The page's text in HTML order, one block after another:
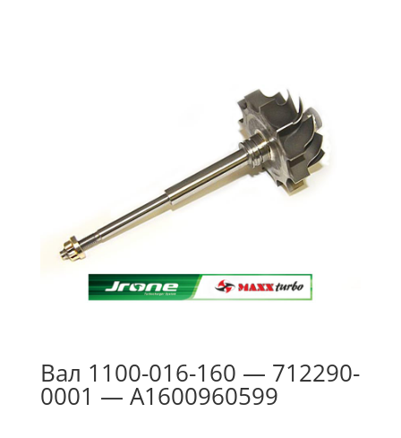
Вал 1100-016-160 — 712290-
0001 — A1600960599